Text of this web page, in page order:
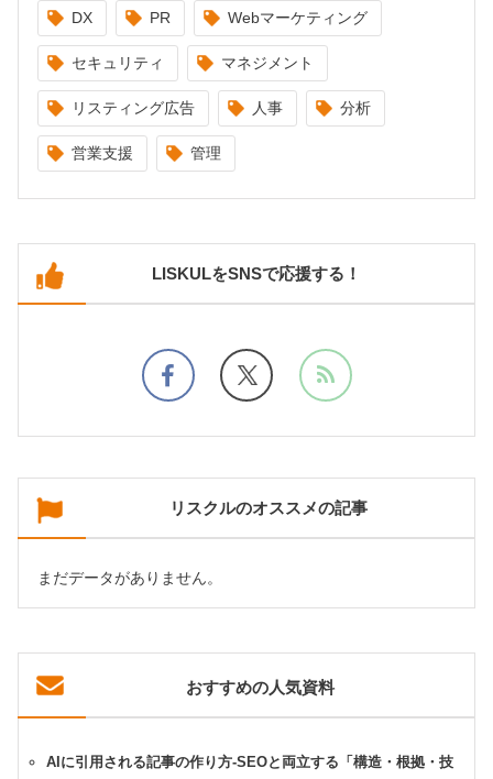
DX PR Webマーケティング
セキュリティ マネジメント
リスティング広告 人事 分析
営業支援 管理
LISKULをSNSで応援する！
リスクルのオススメの記事
まだデータがありません。
おすすめの人気資料
AIに引用される記事の作り方-SEOと両立する「構造・根拠・技